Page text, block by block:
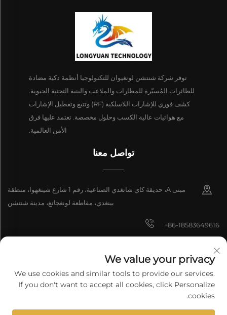
توفر شركة شنتشن لونغيوان للتكنولوجيا أنظمة ذكية مضادة
للطائرات المُسيّرة للمطارات والملاعب والبنية التحتية الحيوية.
كشف فوري للإشارات اللاسلكية (RF) وتتبع وتعطيل الإشارات
مع هوائيات عالية الكسب وحلول مخصصة. تعتمد عليها فرق
الأمن العالمية.
تواصل معنا
مبنى A، حديقة كاي شانغدي الصناعية، رقم 1 شارع شينغهوا، منطقة
بينغدي، مقاطعة لونغجانغ، مدينة شنتشن
+86-18583649616
8618165761396
جميع الحقوق محفوظة © 2025 شركة شنتشن لونغيوان للتكنولوجيا المحدودة.
We value your privacy
We use cookies and similar tools to provide our services.
If you don't want to accept all cookies, click Personalize
cookies.